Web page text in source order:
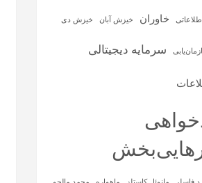
خاوران خیزش آبان خیزش دی
سرمایه‌ دیجیتالی